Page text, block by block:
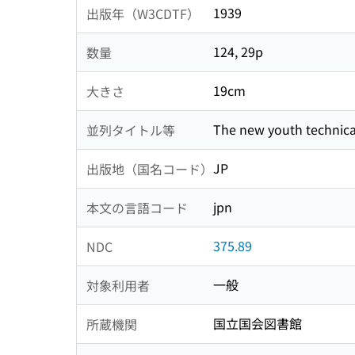
出版年（W3CDTF） 1939
数量 124, 29p
大きさ 19cm
並列タイトル等 The new youth
出版地（国名コード） JP
本文の言語コード jpn
NDC 375.89
対象利用者 一般
所蔵機関 国立国会図書館